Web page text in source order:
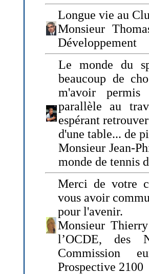
Longue vie au
Monsieur
Développement
Le monde du
beaucoup de
m'avoir
parallèle au
espérant
d'une table... de
Monsieur Jean-
monde de tennis
Merci de votre
vous avoir
pour l'avenir.
Monsieur
l’OCDE, des
Commission
Prospective 2100